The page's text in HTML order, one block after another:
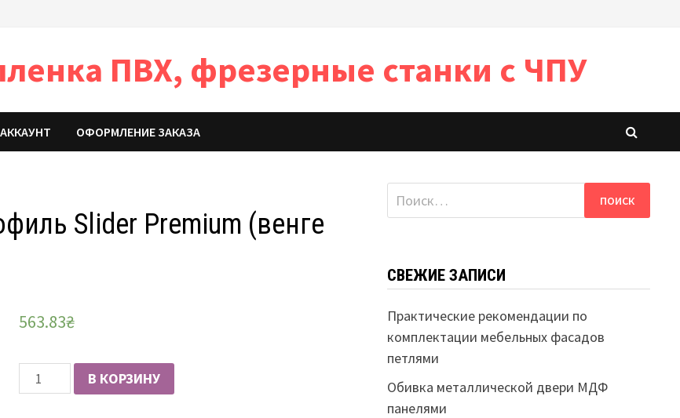
ПВХ, фрезерные станки с ЧПУ
ОФОРМЛЕНИЕ ЗАКАЗА
Slider Premium (венге
563.83₴
Количество
Вертикальный
В КОРЗИНУ
Найти:
СВЕЖИЕ ЗАПИСИ
Практические рекомендации по
комплектации мебельных фасадов
петлями
Обивка металлической двери МДФ
панелями